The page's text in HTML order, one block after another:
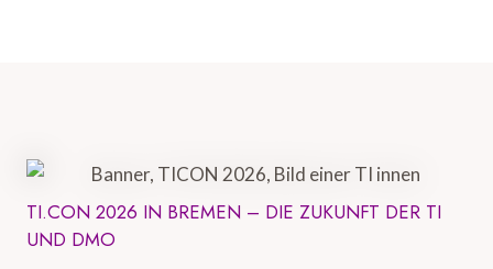
TI.CON 2026 IN BREMEN – DIE ZUKUNFT DER TI
UND DMO